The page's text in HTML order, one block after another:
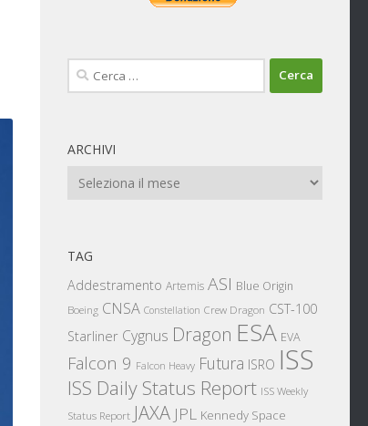
Ricerca
per:
ARCHIVI
Archivi
TAG
Addestramento Artemis ASI Blue Origin
Boeing CNSA Constellation Crew Dragon CST-100
Starliner Cygnus Dragon ESA EVA
Falcon 9 Falcon Heavy Futura ISRO ISS
ISS Daily Status Report ISS Weekly
Status Report JAXA JPL Kennedy Space